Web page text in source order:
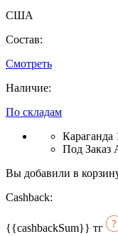
США
Состав:
Смотреть
Наличие:
По складам
Караганда
Под Заказ
Вы добавили в
Cashback:
{{cashbackSum}} тг